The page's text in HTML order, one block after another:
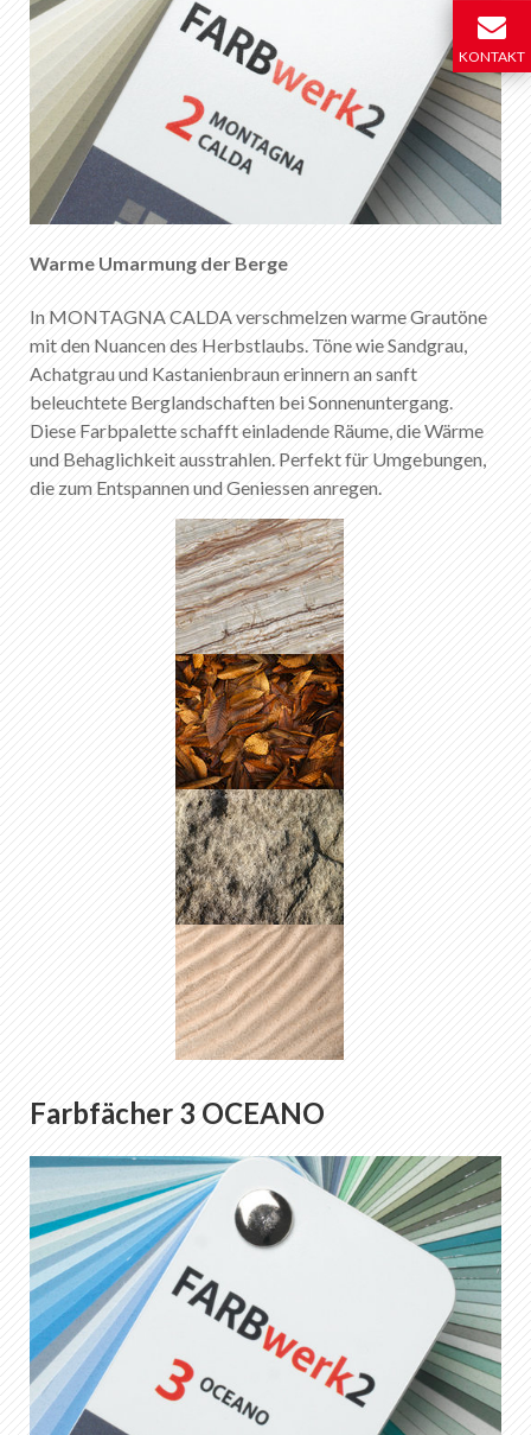
Warme Umarmung der Berge
In MONTAGNA CALDA verschmelzen warme Grautöne
mit den Nuancen des Herbstlaubs. Töne wie Sandgrau,
Achatgrau und Kastanienbraun erinnern an sanft
beleuchtete Berglandschaften bei Sonnenuntergang.
Diese Farbpalette schafft einladende Räume, die Wärme
und Behaglichkeit ausstrahlen. Perfekt für Umgebungen,
die zum Entspannen und Geniessen anregen.
Farbfächer 3 OCEANO
KONTAKT